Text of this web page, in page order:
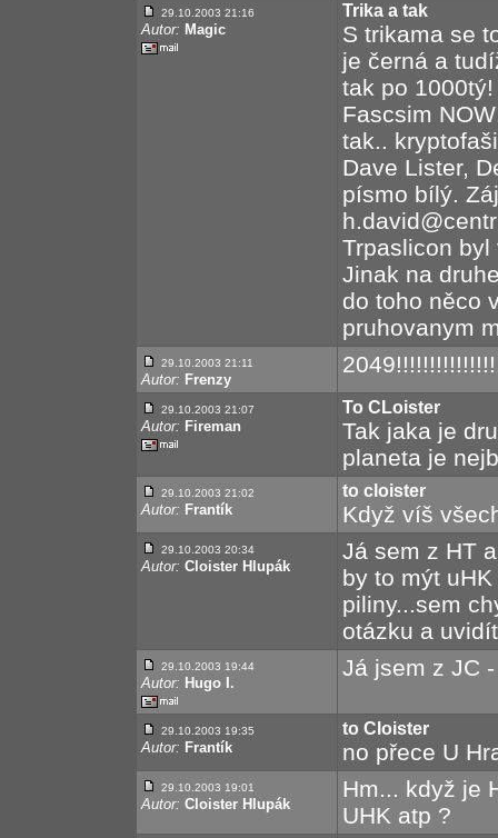
29.10.2003 21:16
Autor: Magic
Trika a tak
S trikama se
je černá a
tak po
Fascsim
tak..
Dave Lister,
písmo bílý.
Trpaslicon byl
Jinak na
do toho něco
pruhovanym
29.10.2003 21:11
Autor: Frenzy
29.10.2003 21:07
Autor: Fireman
To CLoister
Tak jaka je
planeta je
29.10.2003 21:02
Autor: Frantík
to cloister
Když víš
29.10.2003 20:34
Autor: Cloister Hlupák
Já sem z HT
by to mýt
piliny...sem
otázku a
29.10.2003 19:44
Autor: Hugo I.
Já jsem z JC
29.10.2003 19:35
Autor: Frantík
to Cloister
no přece U
29.10.2003 19:01
Autor: Cloister Hlupák
Hm... když je
UHK atp ?